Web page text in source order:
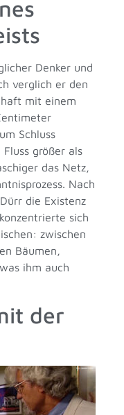
Denker und
verglich er den
mit einem
Schluss
größer als
das Netz,
Nach
die Existenz
sich
zwischen
Bäumen,
ihm auch
der